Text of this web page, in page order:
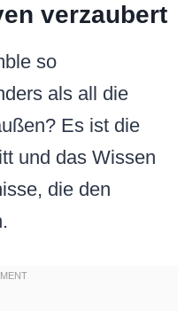
verzaubert
so
als all die
Es ist die
und das Wissen
die den